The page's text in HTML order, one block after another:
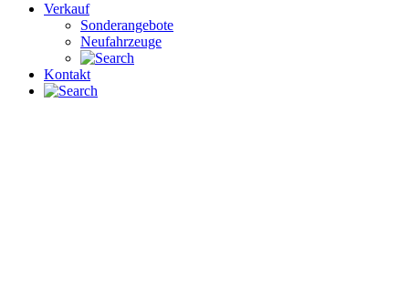
Verkauf
Sonderangebote
Neufahrzeuge
Kontakt